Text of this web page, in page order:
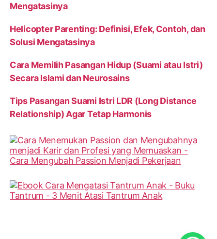
Mengatasinya
Helicopter Parenting: Definisi, Efek, Contoh, dan
Solusi Mengatasinya
Cara Memilih Pasangan Hidup (Suami atau Istri)
Secara Islami dan Neurosains
Tips Pasangan Suami Istri LDR (Long Distance
Relationship) Agar Tetap Harmonis